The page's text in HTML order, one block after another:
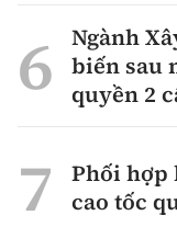
Ngành
biến sau
quyền 2
Phối hợp
cao tốc